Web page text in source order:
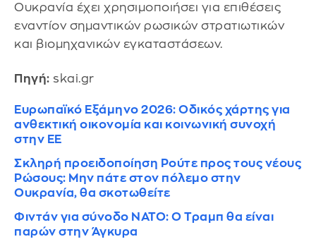
Ουκρανία έχει χρησιμοποιήσει για επιθέσεις
εναντίον σημαντικών ρωσικών στρατιωτικών
και βιομηχανικών εγκαταστάσεων.
Πηγή: skai.gr
Ευρωπαϊκό Εξάμηνο 2026: Οδικός χάρτης για
ανθεκτική οικονομία και κοινωνική συνοχή
στην ΕΕ
Σκληρή προειδοποίηση Ρούτε προς τους νέους
Ρώσους: Μην πάτε στον πόλεμο στην
Ουκρανία, θα σκοτωθείτε
Φιντάν για σύνοδο ΝΑΤΟ: Ο Τραμπ θα είναι
παρών στην Άγκυρα